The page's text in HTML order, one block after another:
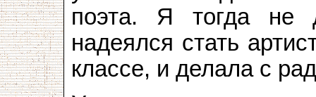
поэта. Я тогда не
надеялся стать
классе, и делала с